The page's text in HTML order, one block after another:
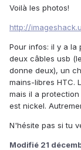
Voilà les photos!
http://
Pour infos: il y a la
deux câbles usb
donne deux), un
mains-libres HTC.
mais il a
est nickel.
N'hésite pas si tu
Modifié 21